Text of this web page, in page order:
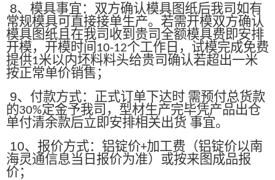
8、模具事宜：双方确认模具图纸后我司如有
常规模具可直接接单生产。若需开模双方确认
模具图纸且在我司收到贵司全额模具费即安排
开模，开模时间 10-12个工作日，试模完成免费
提供1米以内坯料料头给贵司确认若超出一米
按正常单价销售；
9、付款方式：正式订单下达时 需预付总货款
的30%定金予我司，型材生产完毕凭产品出仓
单付清余款后立即安排相关出货 事宜。
10、报价方式：铝锭价+加工费（铝锭价以南
海灵通信息当日报价为准）或按来图成品报
价；